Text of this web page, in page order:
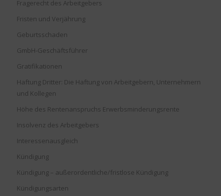
Fragerecht des Arbeitgebers
Fristen und Verjährung
Geburtsschaden
GmbH-Geschäftsführer
Gratifikationen
Haftung Dritter: Die Haftung von Arbeitgebern, Unternehmern
und Kollegen
Höhe des Rentenanspruchs Erwerbsminderungsrente
Insolvenz des Arbeitgebers
Interessenausgleich
Kündigung
Kündigung – außerordentliche/fristlose Kündigung
Kündigungsarten